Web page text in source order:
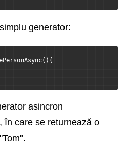
generator:
asincron
în care se returnează o